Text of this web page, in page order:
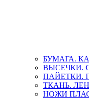
БУМАГА.
ВЫСЕЧКИ.
ПАЙЕТКИ.
ТКАНЬ.
НОЖИ